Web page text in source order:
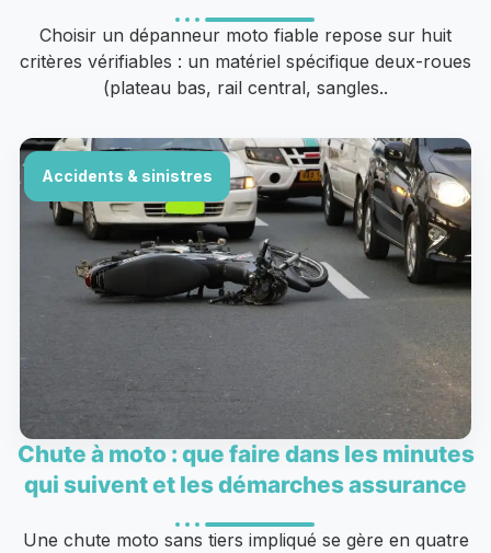
Choisir un dépanneur moto fiable repose sur huit
critères vérifiables : un matériel spécifique deux-roues
(plateau bas, rail central, sangles..
Accidents & sinistres
Chute à moto : que faire dans les minutes
qui suivent et les démarches assurance
Une chute moto sans tiers impliqué se gère en quatre